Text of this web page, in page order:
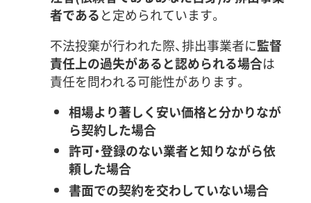
者であると定められています。
不法投棄が行われた際、排出事業者に監督
責任上の過失があると認められる場合は
責任を問われる可能性があります。
相場より著しく安い価格と分かりなが
ら契約した場合
許可・登録のない業者と知りながら依
頼した場合
書面での契約を交わしていない場合